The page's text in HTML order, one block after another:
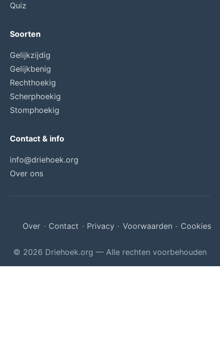
Quiz
Soorten
Gelijkzijdig
Gelijkbenig
Rechthoekig
Scherphoekig
Stomphoekig
Contact & info
info@driehoek.org
Over ons
Over · Contact · Privacy · Voorwaarden · Cookies
© 2026 Driehoek.org — Alle rechten voorbehouden